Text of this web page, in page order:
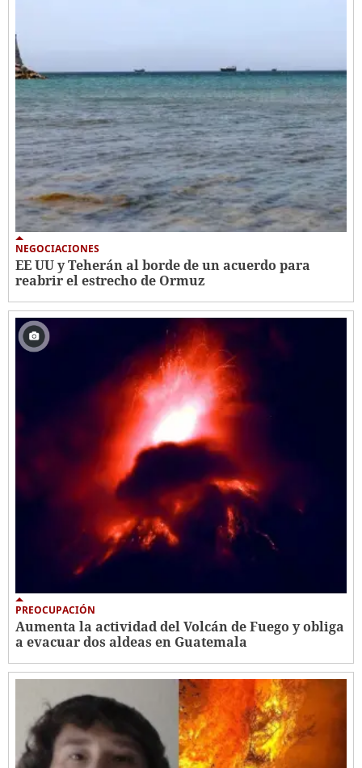
NEGOCIACIONES
EE UU y Teherán al borde de un acuerdo para
reabrir el estrecho de Ormuz
PREOCUPACIÓN
Aumenta la actividad del Volcán de Fuego y obliga
a evacuar dos aldeas en Guatemala